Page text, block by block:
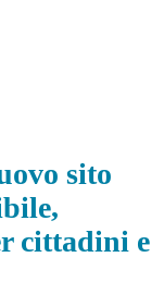
sito
cittadini e